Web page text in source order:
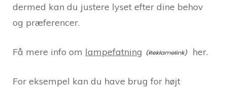
dermed kan du justere lyset efter dine behov
og præferencer.
Få mere info om lampefatning her.
For eksempel kan du have brug for højt